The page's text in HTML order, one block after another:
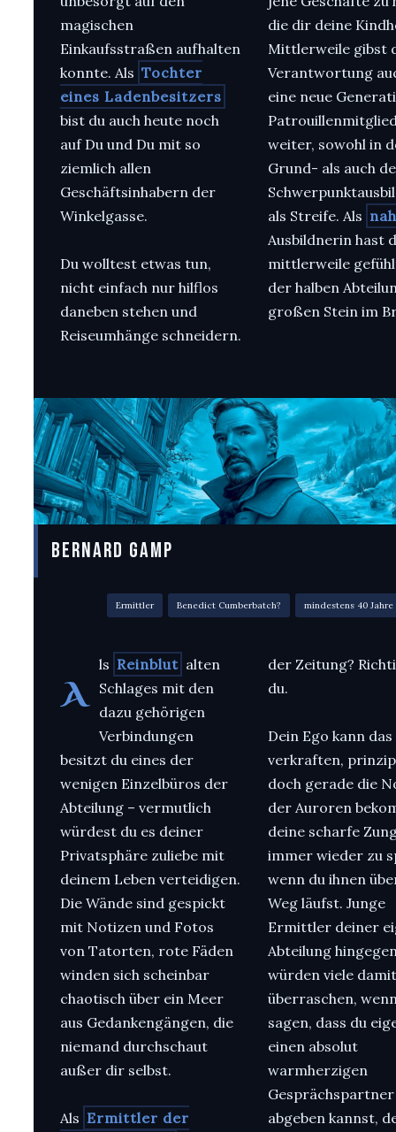
magischen
Einkaufsstraßen aufhalten
konnte. Als Tochter
eines Ladenbesitzers
bist du auch heute noch
auf Du und Du mit so
ziemlich allen
Geschäftsinhabern der
Winkelgasse.
Du wolltest etwas tun,
nicht einfach nur hilflos
daneben stehen und
Reiseumhänge schneidern.
die dir deine
Mittlerweile gibst
Verantwortung
eine neue
weiter, sowohl in
Grund- als auch
als Streife. Als
Ausbildnerin hast
mittlerweile
der halben
großen Stein im
BERNARD GAMP
Ermittler Benedict Cumberbatch? mindestens 40 Jahre
A
ls Reinblut alten
Schlages mit den
dazu gehörigen
Verbindungen
besitzt du eines der
wenigen Einzelbüros der
Abteilung – vermutlich
würdest du es deiner
Privatsphäre zuliebe mit
deinem Leben verteidigen.
Die Wände sind gespickt
mit Notizen und Fotos
von Tatorten, rote Fäden
winden sich scheinbar
chaotisch über ein Meer
aus Gedankengängen, die
niemand durchschaut
außer dir selbst.
Als Ermittler der
der Zeitung?
du.
Dein Ego kann
verkraften,
doch gerade die
der Auroren
deine scharfe
immer wieder zu
wenn du ihnen
Weg läufst. Junge
Ermittler deiner
Abteilung
würden viele damit
überraschen,
sagen, dass du
einen absolut
warmherzigen
Gesprächspartner
abgeben kannst,